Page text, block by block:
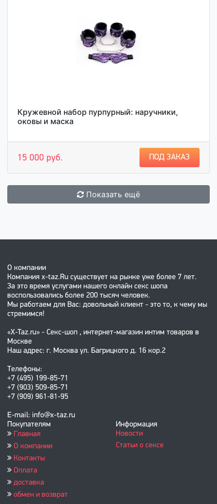
Кружевной набор пурпурный: наручники,
оковы и маска
15 000 руб. ПОД ЗАКАЗ
Показать ещё
О компании
Компания x-taz.Ru существует на рынке уже более 7 лет.
За это время услугами нашего онлайн секс шопа
воспользовались более 200 тысяч человек.
Мы работаем для Вас: довольный клиент - это то, к чему мы
стремимся!
«X-Taz.ru» - Секс-шоп , интернет-магазин интим товаров в
Москве
Наш адрес: г. Москва ул. Багрицкого д. 16 кор.2
Телефоны:
+7 (495) 199-85-71
+7 (903) 509-85-71
+7 (909) 961-81-95
E-mail: info@x-taz.ru
Покупателям
Главная
О компании
Контакты
Оплата
доставка
обмен и возврат
Информация
Новости
Статьи о сексе